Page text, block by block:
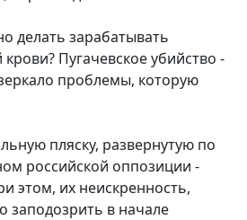
делать зарабатывать
Пугачевское убийство -
проблемы, которую
пляску, развернутую по
российской оппозиции -
этом, их неискренность,
в начале